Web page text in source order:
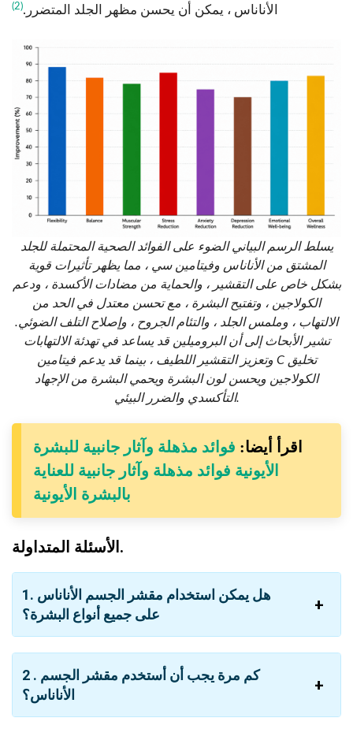
الأناناس ، يمكن أن يحسن مظهر الجلد المتضرر.(2)
يسلط الرسم البياني الضوء على الفوائد الصحية المحتملة للجلد
المشتق من الأناناس وفيتامين سي ، مما يظهر تأثيرات قوية
بشكل خاص على التقشير ، والحماية من مضادات الأكسدة ، ودعم
الكولاجين ، وتفتيح البشرة ، مع تحسن معتدل في الحد من
الالتهاب ، وملمس الجلد ، والتئام الجروح ، وإصلاح التلف الضوئي.
تشير الأبحاث إلى أن البروميلين قد يساعد في تهدئة الالتهابات
وتعزيز التقشير اللطيف ، بينما قد يدعم فيتامين C تخليق
الكولاجين ويحسن لون البشرة ويحمي البشرة من الإجهاد
التأكسدي والضرر البيئي.
اقرأ أيضا: فوائد مذهلة وآثار جانبية للبشرة
الأيونية فوائد مذهلة وآثار جانبية للعناية
بالبشرة الأيونية
الأسئلة المتداولة.
1. هل يمكن استخدام مقشر الجسم الأناناس
على جميع أنواع البشرة؟
2 . كم مرة يجب أن أستخدم مقشر الجسم
الأناناس؟